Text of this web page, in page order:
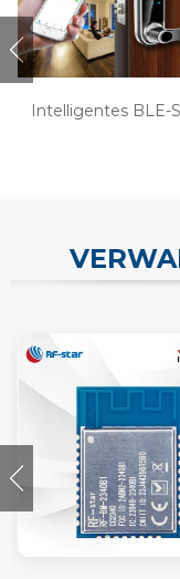
Intelligentes BLE-